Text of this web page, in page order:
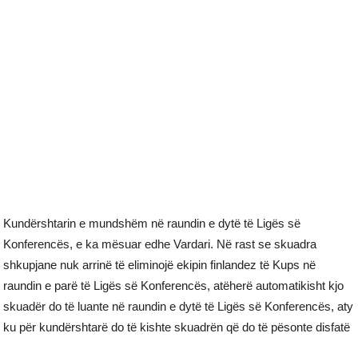
Kundërshtarin e mundshëm në raundin e dytë të Ligës së
Konferencës, e ka mësuar edhe Vardari. Në rast se skuadra
shkupjane nuk arrinë të eliminojë ekipin finlandez të Kups në
raundin e parë të Ligës së Konferencës, atëherë automatikisht kjo
skuadër do të luante në raundin e dytë të Ligës së Konferencës, aty
ku për kundërshtarë do të kishte skuadrën që do të pësonte disfatë